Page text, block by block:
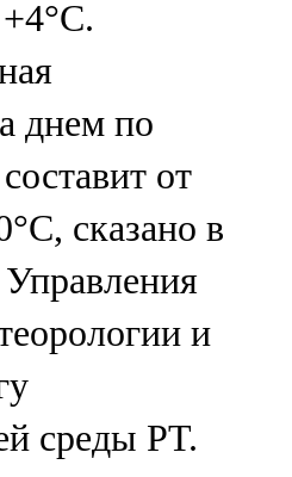
днем по
от
сказано в
и
среды РТ.